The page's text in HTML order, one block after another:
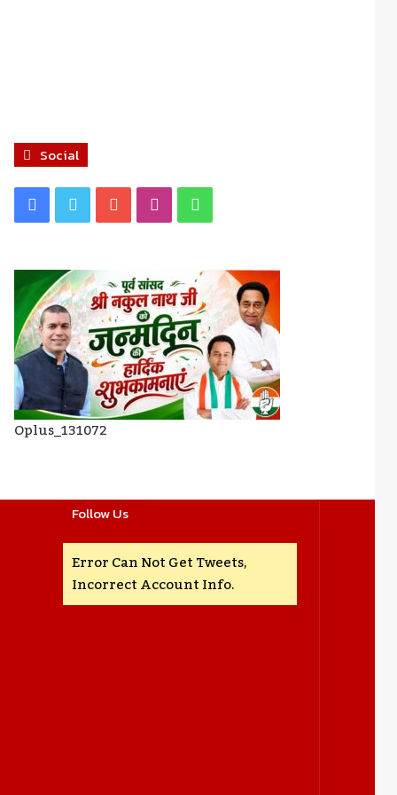
Social
Facebook
Twitter YouTubeInstagram
Oplus_131072
Follow Us
Error Can Not Get Tweets,
Incorrect Account Info.